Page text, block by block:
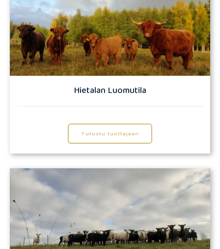
Hietalan Luomutila
Tutustu tuottajaan